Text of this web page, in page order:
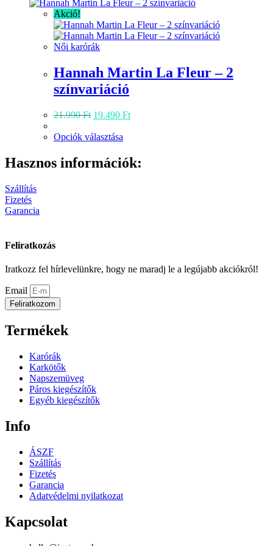
Akció!
Női karórák
Hannah Martin La Fleur – 2
színvariáció
21.990Ft Original
was:
19.490 FtCurrent
Opciók választása
terméknek
több
Hasznos információk:
Szállítás
Fizetés
Garancia
Feliratkozás
Iratkozz fel hírlevelünkre, hogy ne maradj le a legújabb akciókról!
Email
Feliratkozom
Termékek
Karórák
Karkötők
Napszemüveg
Páros kiegészítők
Egyéb kiegészítők
Info
ÁSZF
Szállítás
Fizetés
Garancia
Adatvédelmi nyilatkozat
Kapcsolat